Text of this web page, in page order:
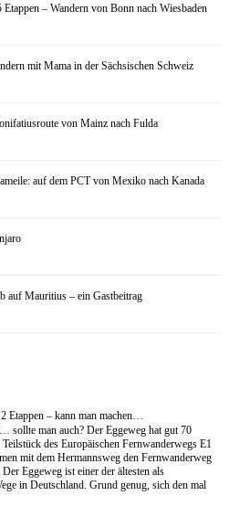
– Wandern von Bonn nach Wiesbaden
mit Mama in der Sächsischen Schweiz
von Mainz nach Fulda
auf dem PCT von Mexiko nach Kanada
auf Mauritius – ein Gastbeitrag
Etappen – kann man machen…
sollte man auch? Der Eggeweg hat gut 70
des Europäischen Fernwanderwegs E1
mit dem Hermannsweg den Fernwanderweg
Eggeweg ist einer der ältesten als
in Deutschland. Grund genug, sich den mal